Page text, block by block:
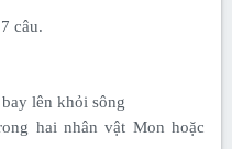
câu.
lên khỏi sông
hai nhân vật Mon hoặc